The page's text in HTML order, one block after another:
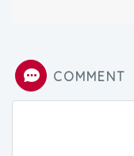
COMMENT